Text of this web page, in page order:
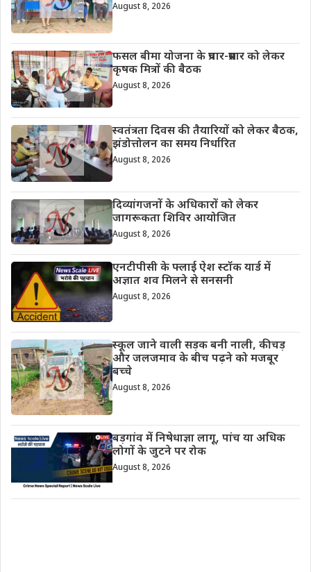
August 8, 2026
फसल बीमा योजना के प्रचार-प्रसार को लेकर
कृषक मित्रों की बैठक
August 8, 2026
स्वतंत्रता दिवस की तैयारियों को लेकर बैठक,
झंडोत्तोलन का समय निर्धारित
August 8, 2026
दिव्यांगजनों के अधिकारों को लेकर
जागरूकता शिविर आयोजित
August 8, 2026
एनटीपीसी के फ्लाई ऐश स्टॉक यार्ड में
अज्ञात शव मिलने से सनसनी
August 8, 2026
स्कूल जाने वाली सड़क बनी नाली, कीचड़
और जलजमाव के बीच पढ़ने को मजबूर
बच्चे
August 8, 2026
बड़गांव में निषेधाज्ञा लागू, पांच या अधिक
लोगों के जुटने पर रोक
August 8, 2026